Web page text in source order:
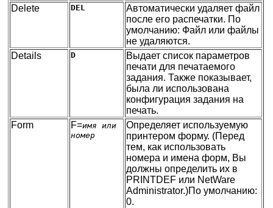
Delete
DEL
Автоматически удаляет файл
после его распечатки. По
умолчанию: Файл или файлы
не удаляются.
Details
D
Выдает список параметров
печати для печатаемого
задания. Также показывает,
была ли использована
конфигурация задания на
печать.
Form
F=имя или
номер
Определяет используемую
принтером форму. (Перед
тем, как использовать
номера и имена форм, Вы
должны определить их в
PRINTDEF или NetWare
Administrator.)По умолчанию:
0.